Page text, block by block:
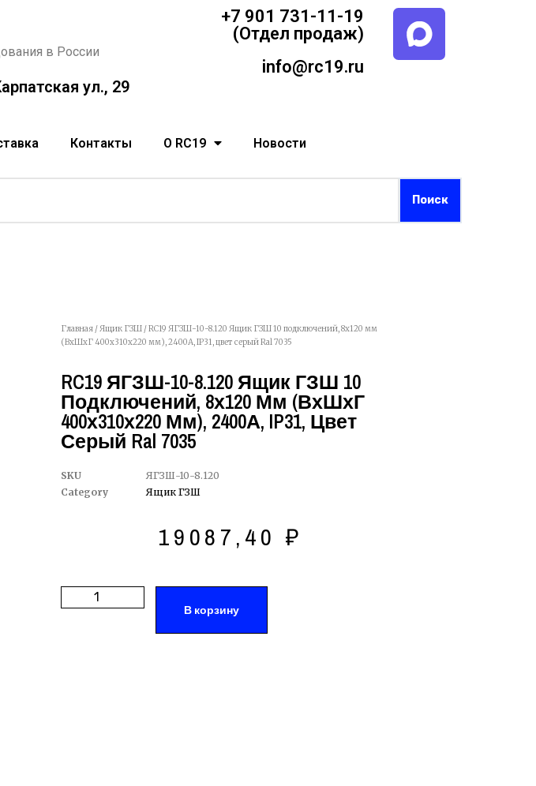
в России
ул., 29
+7 901 731-11-19
(Отдел продаж)
info@rc19.ru
Контакты О RC19 Новости
Главная /Ящик ГЗШ / RC19 ЯГЗШ-10-8.120 Ящик ГЗШ 10 подключений, 8х120 мм
(ВхШхГ 400х310х220 мм), 2400А, IP31, цвет серый Ral 7035
RC19 ЯГЗШ-10-8.120 Ящик ГЗШ 10
Подключений, 8х120 Мм (ВхШхГ
400х310х220 Мм), 2400А, IP31, Цвет
Серый Ral 7035
SKU
ЯГЗШ-10-8.120
Category
Ящик ГЗШ
19087,40 ₽
В корзину